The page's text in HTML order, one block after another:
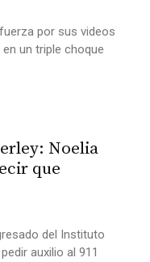
por sus videos
un triple choque
Noelia
que
del Instituto
auxilio al 911